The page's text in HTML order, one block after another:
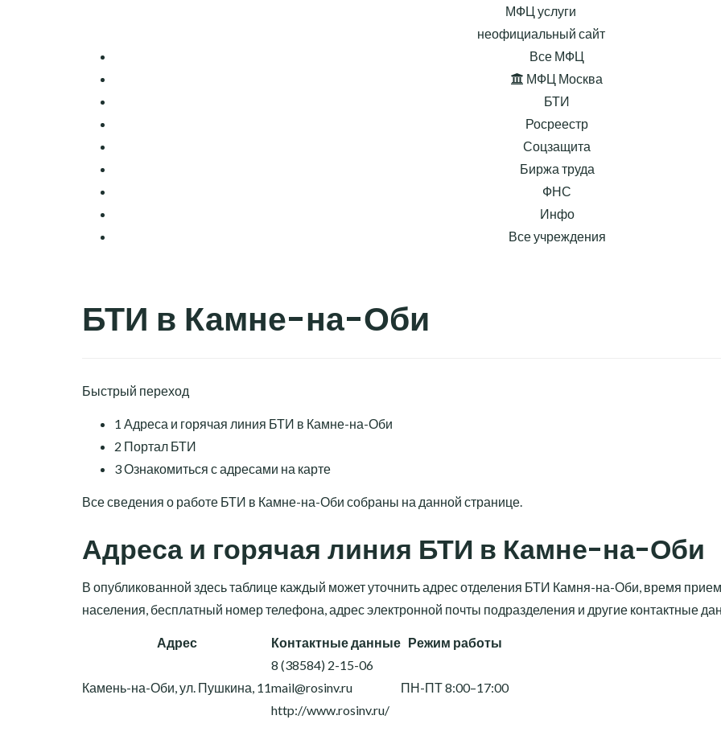
МФЦ услуги
неофициальный сайт
Все МФЦ
МФЦ Москва
БТИ
Росреестр
Соцзащита
Биржа труда
ФНС
Инфо
Все учреждения
БТИ в Камне-на-Оби
Быстрый переход
1 Адреса и горячая линия БТИ в Камне-на-Оби
2 Портал БТИ
3Ознакомиться с адресами на карте
Все сведения о работе БТИ в Камне-на-Оби собраны на данной странице.
Адреса и горячая линия БТИ в Камне-на-Оби
В опубликованной здесь таблице каждый может уточнить адрес отделения БТИ Камня-на-Оби, время
населения, бесплатный номер телефона, адрес электронной почты подразделения и другие контактные
Адрес Контактные данные Режим работы
Камень-на-Оби, ул. Пушкина, 11
8 (38584) 2-15-06
mail@rosinv.ru
http://www.rosinv.ru/
ПН-ПТ 8:00–17:00